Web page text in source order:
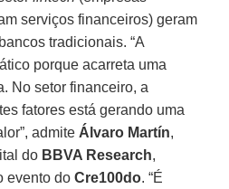
serviços financeiros) geram
tradicionais. “A
porque acarreta uma
No setor financeiro, a
fatores está gerando uma
admite Álvaro Martín,
do BBVA Research,
evento doCre100do. “É